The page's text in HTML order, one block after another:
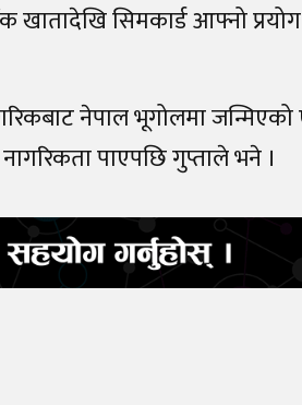
खातादेखि सिमकार्ड आफ्नो
नेपाल भूगोलमा जन्मिएको
पाएपछि गुप्ताले भने ।